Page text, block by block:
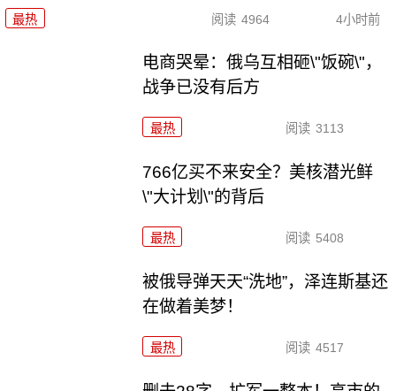
最热 阅读 4964 4小时前
电商哭晕：俄乌互相砸\"饭碗\"，
战争已没有后方
最热 阅读 3113
766亿买不来安全？美核潜光鲜
\"大计划\"的背后
最热 阅读 5408
被俄导弹天天“洗地”，泽连斯基还
在做着美梦！
最热 阅读 4517